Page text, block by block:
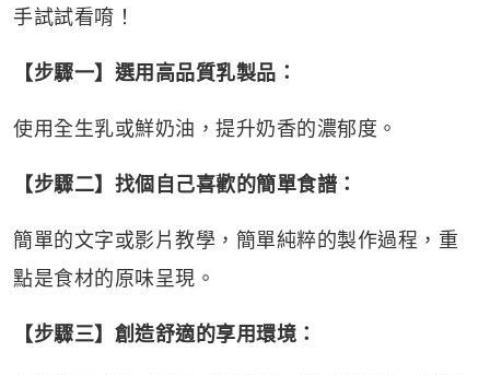
手試試看唷！
【步驟一】選用高品質乳製品：
使用全生乳或鮮奶油，提升奶香的濃郁度。
【步驟二】找個自己喜歡的簡單食譜：
簡單的文字或影片教學，簡單純粹的製作過程，重
點是食材的原味呈現。
【步驟三】創造舒適的享用環境：